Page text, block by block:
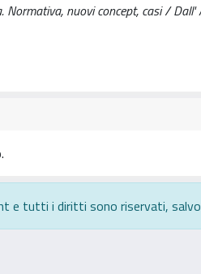
nuovi concept, casi / Dall'
e tutti i diritti sono riservati, salvo